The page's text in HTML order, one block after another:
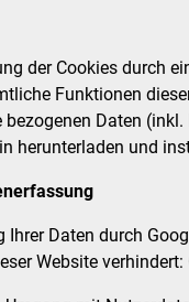
der Cookies durch
Funktionen
bezogenen Daten
herunterladen und
Ihrer Daten durch
Website verhindert: